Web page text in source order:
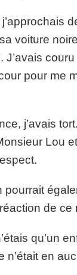
voiture
J’avais
pour me
j’avais
Lou
pourrait
de ce
qu’un
n’était en